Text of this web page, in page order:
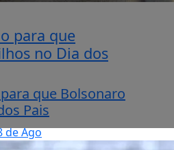
para que
no Dia dos
que Bolsonaro
Pais
de Ago